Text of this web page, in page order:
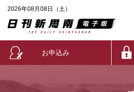
2026年08月08日（土）
お申込み